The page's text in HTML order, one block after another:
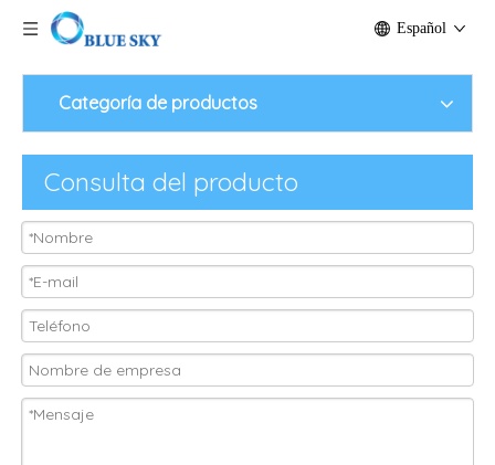
Español
Categoría de productos
Consulta del producto